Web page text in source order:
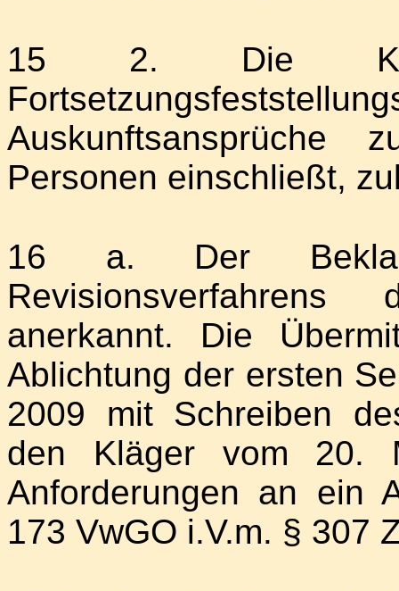
15 2. Die
Personen einschließt,
16 a. Der
anerkannt. Die
Ablichtung der ersten
2009 mit Schreiben
den Kläger vom 20.
Anforderungen an ein
173 VwGO i.V.m. § 307